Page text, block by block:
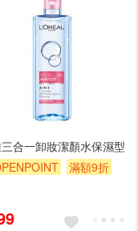
合一卸妝潔顏水保濕型
滿額9折